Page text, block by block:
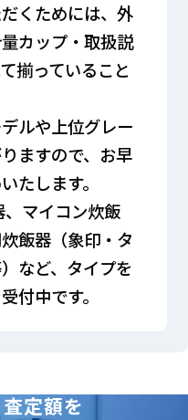
くためには、外
カップ・取扱説
揃っていること
ルや上位グレー
ますので、お早
たします。
マイコン炊飯
飯器（象印・タ
など、タイプを
付中です。
定額を